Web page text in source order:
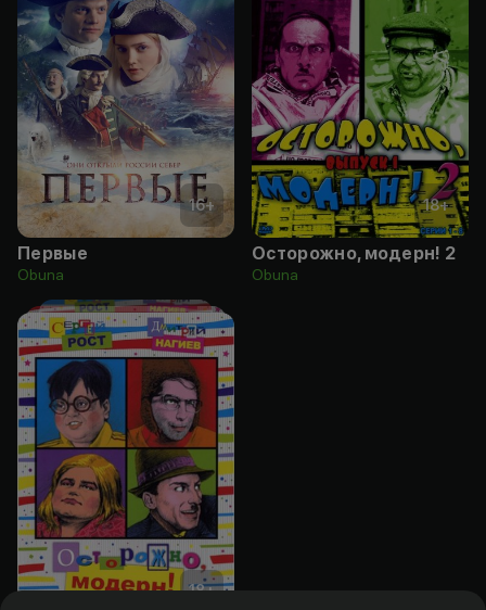
16+
Первые
Obuna
18+
Осторожно, модерн! 2
Obuna
18+